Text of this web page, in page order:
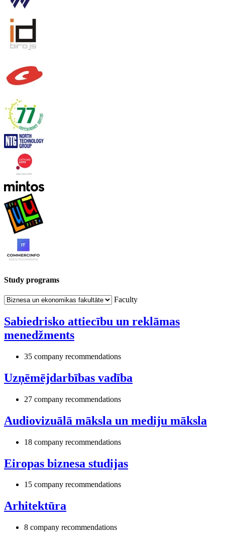
Study programs
Faculty
Sabiedrisko attiecību un reklāmas
menedžments
35 company recommendations
Uzņēmējdarbības vadība
27 company recommendations
Audiovizuālā māksla un mediju māksla
18 company recommendations
Eiropas biznesa studijas
15 company recommendations
Arhitektūra
8 company recommendations